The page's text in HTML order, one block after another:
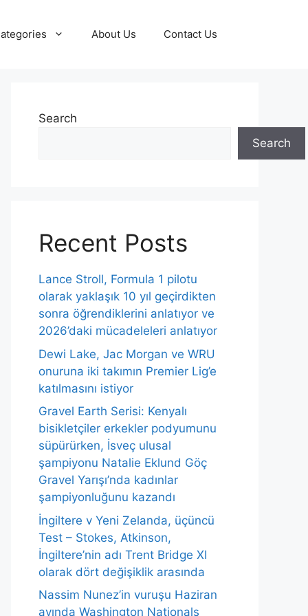
About Us Contact Us
Search
Search
Recent Posts
Lance Stroll, Formula 1 pilotu
olarak yaklaşık 10 yıl geçirdikten
sonra öğrendiklerini anlatıyor ve
2026’daki mücadeleleri anlatıyor
Dewi Lake, Jac Morgan ve WRU
onuruna iki takımın Premier Lig’e
katılmasını istiyor
Gravel Earth Serisi: Kenyalı
bisikletçiler erkekler podyumunu
süpürürken, İsveç ulusal
şampiyonu Natalie Eklund Göç
Gravel Yarışı’nda kadınlar
şampiyonluğunu kazandı
İngiltere v Yeni Zelanda, üçüncü
Test – Stokes, Atkinson,
İngiltere’nin adı Trent Bridge XI
olarak dört değişiklik arasında
Nassim Nunez’in vuruşu Haziran
ayında Washington Nationals